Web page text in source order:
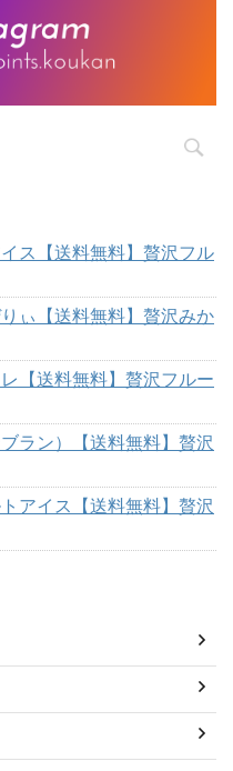
ス【送料無料】贅沢フル
ぃ【送料無料】贅沢みか
【送料無料】贅沢フルー
ラン）【送料無料】贅沢
アイス【送料無料】贅沢